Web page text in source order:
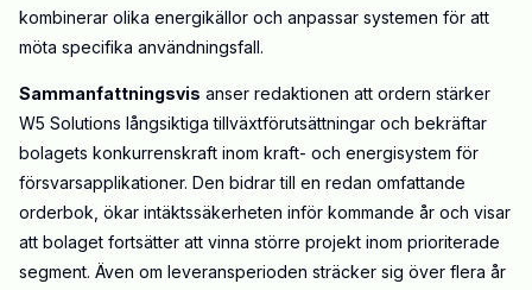
kombinerar olika energikällor och anpassar systemen för att
möta specifika användningsfall.
Sammanfattningsvis anser redaktionen att ordern stärker
W5 Solutions långsiktiga tillväxtförutsättningar och bekräftar
bolagets konkurrenskraft inom kraft- och energisystem för
försvarsapplikationer. Den bidrar till en redan omfattande
orderbok, ökar intäktssäkerheten inför kommande år och visar
att bolaget fortsätter att vinna större projekt inom prioriterade
segment. Även om leveransperioden sträcker sig över flera år